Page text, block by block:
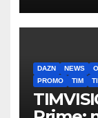
DAZN NEWS
PROMO
TIM